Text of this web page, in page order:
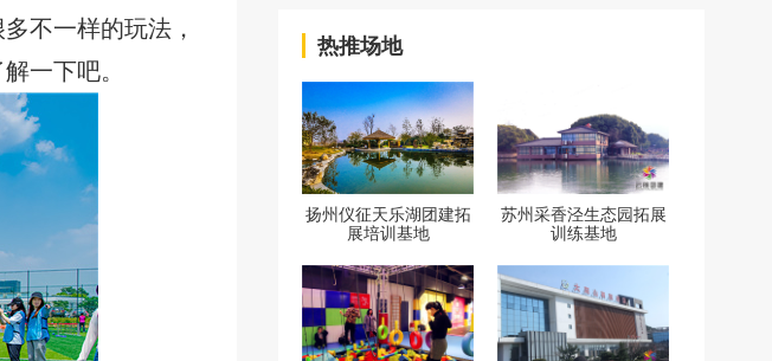
不一样的玩法，
一下吧。
热推场地
扬州仪征天乐湖团建拓
展培训基地
苏州采香泾生态园拓展
训练基地